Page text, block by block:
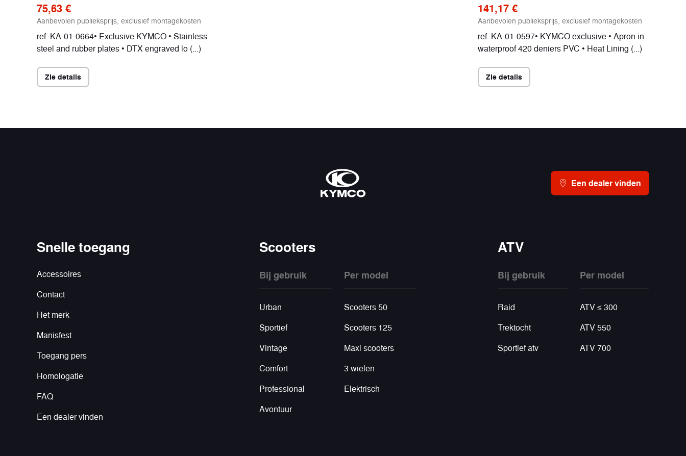
75,63 €
Aanbevolen publieksprijs, exclusief montagekosten
ref. KA-01-0664• Exclusive KYMCO • Stainless
steel and rubber plates • DTX engraved lo (...)
Zie details
141,17 €
Aanbevolen publieksprijs, exclusief montagekosten
ref. KA-01-0597• KYMCO exclusive • Apron in
waterproof 420 deniers PVC • Heat Lining (...)
Zie details
Een dealer vinden
Snelle toegang
Accessoires
Contact
Het merk
Manisfest
Toegang pers
Homologatie
FAQ
Een dealer vinden
Scooters
Bij gebruik
Urban
Sportief
Vintage
Comfort
Professional
Avontuur
Per model
Scooters 50
Scooters 125
Maxi scooters
3 wielen
Elektrisch
ATV
Bij gebruik
Raid
Trektocht
Sportief atv
Per model
ATV ≤ 300
ATV 550
ATV 700